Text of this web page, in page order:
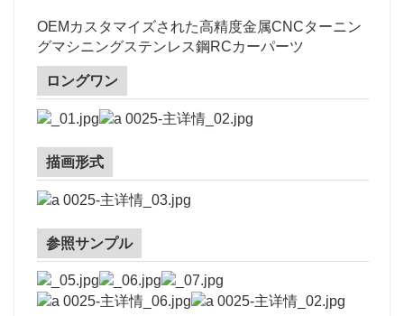
OEMカスタマイズされた高精度金属CNCターニン
グマシニングステンレス鋼RCカーパーツ
ロングワン
描画形式
参照サンプル